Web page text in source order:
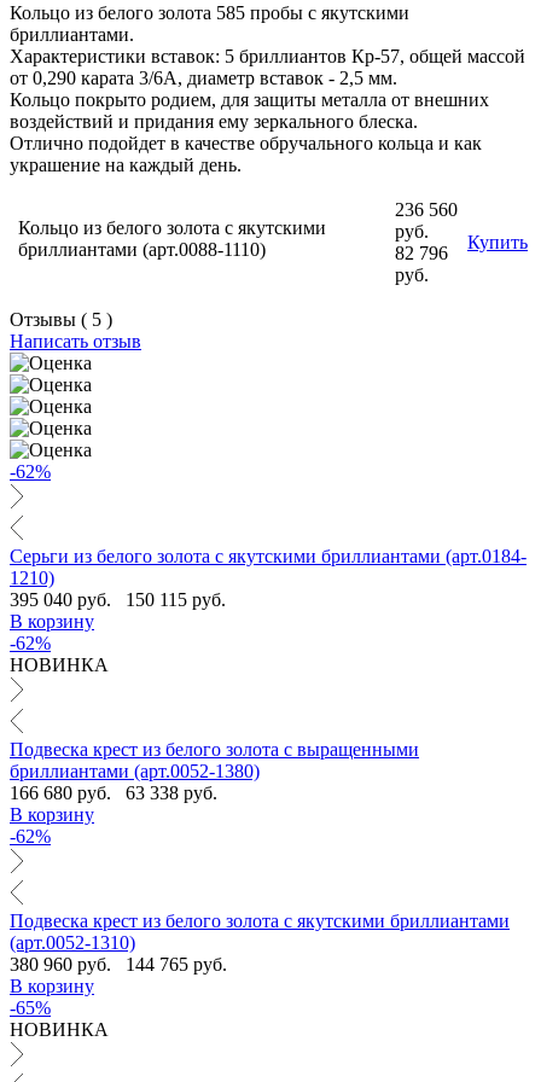
Кольцо из белого золота 585 пробы с якутскими
бриллиантами.
Характеристики вставок: 5 бриллиантов Кр-57, общей массой
от 0,290 карата 3/6А, диаметр вставок - 2,5 мм.
Кольцо покрыто родием, для защиты металла от внешних
воздействий и придания ему зеркального блеска.
Отлично подойдет в качестве обручального кольца и как
украшение на каждый день.
Кольцо из белого золота с якутскими
бриллиантами (арт.0088-1110)
236 560
руб.
82 796
руб.
Купить
Отзывы ( 5 )
Написать отзыв
-62%
Серьги из белого золота с якутскими бриллиантами (арт.0184-
1210)
395 040 руб.
150 115 руб.
В корзину
-62%
НОВИНКА
Подвеска крест из белого золота с выращенными
бриллиантами (арт.0052-1380)
166 680 руб.
63 338 руб.
В корзину
-62%
Подвеска крест из белого золота с якутскими бриллиантами
(арт.0052-1310)
380 960 руб.
144 765 руб.
В корзину
-65%
НОВИНКА